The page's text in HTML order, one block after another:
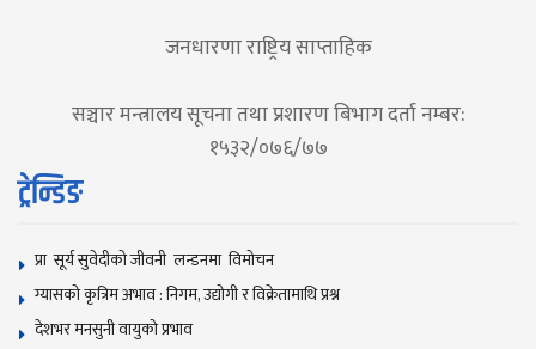
जनधारणा राष्ट्रिय साप्ताहिक
सञ्चार मन्त्रालय सूचना तथा प्रशारण बिभाग दर्ता नम्बर:
१५३२/०७६/७७
ट्रेन्डिङ
प्रा सूर्य सुवेदीको जीवनी लन्डनमा विमोचन
ग्यासको कृत्रिम अभाव : निगम, उद्योगी र विक्रेतामाथि प्रश्न
देशभर मनसुनी वायुको प्रभाव